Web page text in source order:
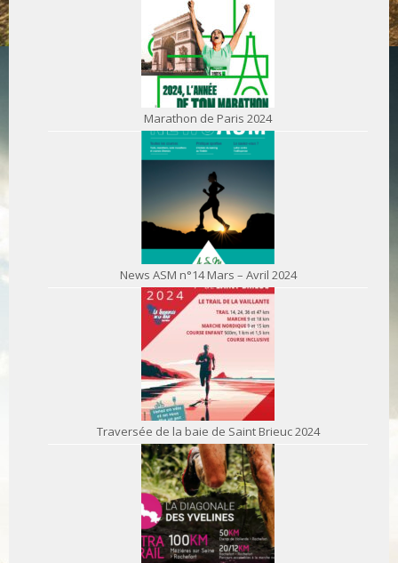
Marathon de Paris 2024
News ASM n°14 Mars – Avril 2024
Traversée de la baie de Saint Brieuc 2024